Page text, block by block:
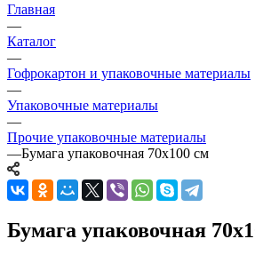
Главная
—
Каталог
—
Гофрокартон и упаковочные материалы
—
Упаковочные материалы
—
Прочие упаковочные материалы
—Бумага упаковочная 70х100 см
Бумага упаковочная